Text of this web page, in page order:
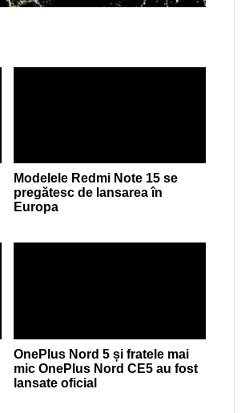
Modelele Redmi Note 15 se
pregătesc de lansarea în
Europa
OnePlus Nord 5 și fratele mai
mic OnePlus Nord CE5 au fost
lansate oficial